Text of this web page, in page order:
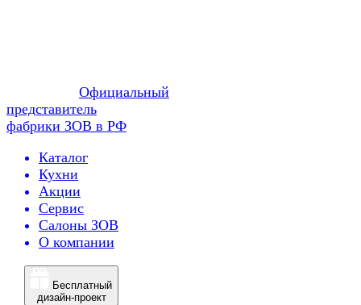
Официальный
представитель
фабрики ЗОВ в РФ
Каталог
Кухни
Акции
Сервис
Салоны ЗОВ
О компании
Бесплатный
дизайн-проект